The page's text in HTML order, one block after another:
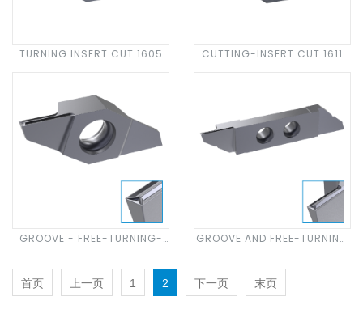
TURNING INSERT CUT 1605
CUTTING-INSERT CUT 1611
GROOVE - FREE-TURNING-
GROOVE AND FREE-TURNING
首页 上一页 1 2 下一页 末页